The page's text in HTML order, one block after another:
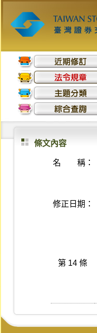
條文內容
名 稱：
修正日期：
第 14 條